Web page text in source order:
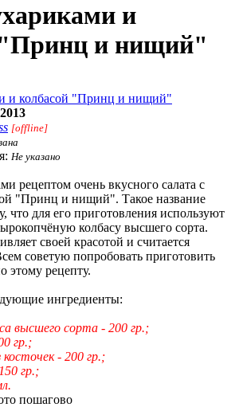
и
"Принц и нищий"
[offline]
Не указано
рецептом очень вкусного салата с
"Принц и нищий". Такое название
что для его приготовления используют
колбасу высшего сорта.
своей красотой и считается
советую попробовать приготовить
этому рецепту.
ингредиенты:
высшего сорта - 200 гр.;
гр.;
- 200 гр.;
гр.;
пошагово